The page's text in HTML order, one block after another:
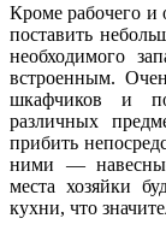
Кроме рабочего и
поставить
необходимого
встроенным.
шкафчиков и
различных
прибить
ними —
места хозяйки
кухни, что